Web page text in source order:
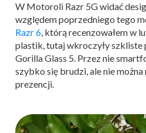
W Motoroli Razr 5G widać
względem poprzedniego tego
Razr 6, którą recenzowałem w
plastik, tutaj wkroczyły szkliste
Gorilla Glass 5. Przez nie
szybko się brudzi, ale nie
prezencji.